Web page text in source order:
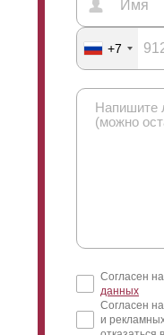
+7
Согласен
данных
Согласен
и